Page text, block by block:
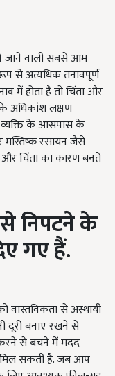
जाने वाली सबसे आम
से अत्यधिक तनावपूर्ण
में होता है तो चिंता और
अधिकांश लक्षण
व्यक्ति के आसपास के
रसायन जैसे
और चिंता का कारण बनते
निपटने के
गए हैं.
से अस्थायी
दूरी बनाए रखने से
से बचने में मदद
सकती है. जब आप